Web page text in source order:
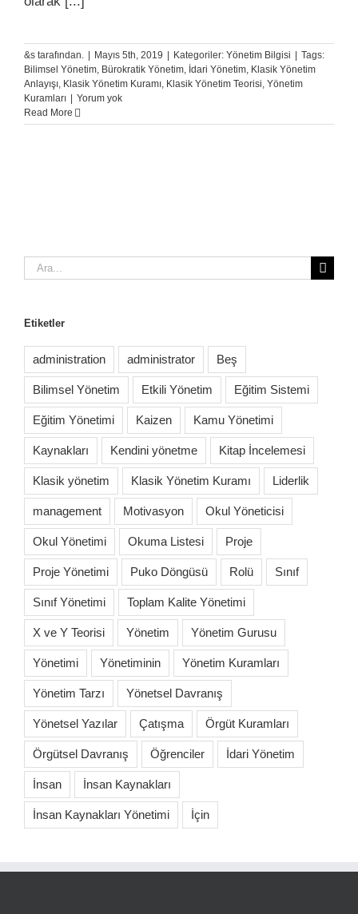
&s tarafından. | Mayıs 5th, 2019 | Kategoriler: Yönetim Bilgisi | Tags:
Bilimsel Yönetim, Bürokratik Yönetim, İdari Yönetim, Klasik Yönetim
Anlayışı, Klasik Yönetim Kuramı, Klasik Yönetim Teorisi, Yönetim
Kuramları | Yorum yok
Read More
Ara:
Etiketler
administration administrator Beş
Bilimsel Yönetim Etkili Yönetim Eğitim Sistemi
Eğitim Yönetimi Kaizen Kamu Yönetimi
Kaynakları Kendini yönetme Kitap İncelemesi
Klasik yönetim Klasik Yönetim Kuramı Liderlik
management Motivasyon Okul Yöneticisi
Okul Yönetimi Okuma Listesi Proje
Proje Yönetimi Puko Döngüsü Rolü Sınıf
Sınıf Yönetimi Toplam Kalite Yönetimi
X ve Y Teorisi Yönetim Yönetim Gurusu
Yönetimi Yönetiminin Yönetim Kuramları
Yönetim Tarzı Yönetsel Davranış
Yönetsel Yazılar Çatışma Örgüt Kuramları
Örgütsel Davranış Öğrenciler İdari Yönetim
İnsan İnsan Kaynakları
İnsan Kaynakları Yönetimi İçin